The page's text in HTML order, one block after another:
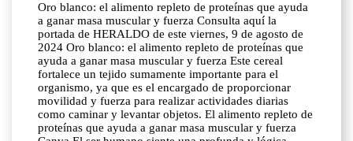
Oro blanco: el alimento repleto de proteínas que ayuda
a ganar masa muscular y fuerza Consulta aquí la
portada de HERALDO de este viernes, 9 de agosto de
2024 Oro blanco: el alimento repleto de proteínas que
ayuda a ganar masa muscular y fuerza Este cereal
fortalece un tejido sumamente importante para el
organismo, ya que es el encargado de proporcionar
movilidad y fuerza para realizar actividades diarias
como caminar y levantar objetos. El alimento repleto de
proteínas que ayuda a ganar masa muscular y fuerza